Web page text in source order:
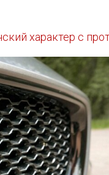
характер с